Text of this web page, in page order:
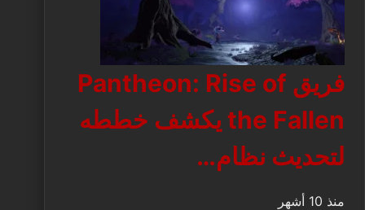
فريق Pantheon: Rise of
the Fallen يكشف خططه
لتحديث نظام…
منذ 10 أشهر